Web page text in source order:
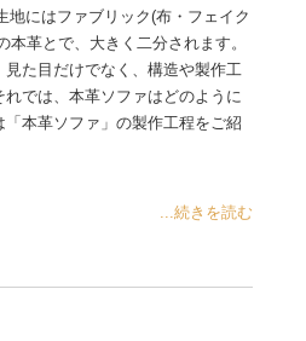
地にはファブリック(布・フェイク
本革とで、大きく二分されます。
た目だけでなく、構造や製作工
では、本革ソファはどのように
本革ソファ」の製作工程をご紹
...続きを読む